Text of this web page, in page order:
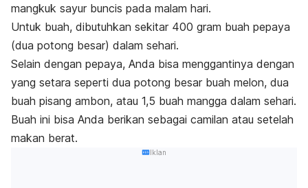
mangkuk sayur buncis pada malam hari.
Untuk buah, dibutuhkan sekitar 400 gram buah pepaya
(dua potong besar) dalam sehari.
Selain dengan pepaya, Anda bisa menggantinya dengan
yang setara seperti dua potong besar buah melon, dua
buah pisang ambon, atau 1,5 buah mangga dalam sehari.
Buah ini bisa Anda berikan sebagai camilan atau setelah
makan berat.
Iklan